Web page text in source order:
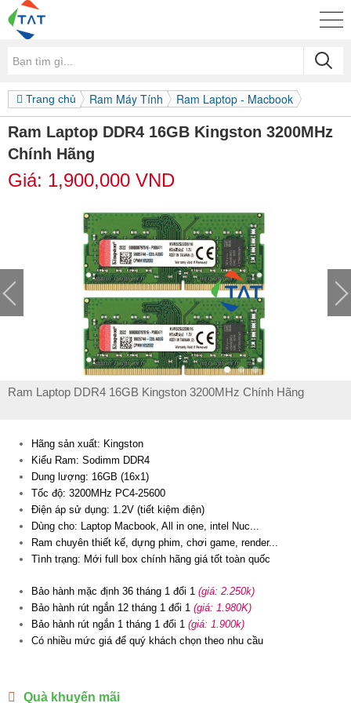
Trang chủ Ram Máy Tính Ram Laptop - Macbook
Ram Laptop DDR4 16GB Kingston 3200MHz
Chính Hãng
Giá: 1,900,000 VND
Ram Laptop DDR4 16GB Kingston 3200MHz Chính Hãng
Hãng sản xuất: Kingston
Kiểu Ram: Sodimm DDR4
Dung lượng: 16GB (16x1)
Tốc độ: 3200MHz PC4-25600
Điện áp sử dụng: 1.2V (tiết kiệm điện)
Dùng cho: Laptop Macbook, All in one, intel Nuc...
Ram chuyên thiết kế, dựng phim, chơi game, render...
Tình trạng: Mới full box chính hãng giá tốt toàn quốc
Bảo hành mặc định 36 tháng 1 đổi 1 (giá: 2.250k)
Bảo hành rút ngắn 12 tháng 1 đổi 1 (giá: 1.980K)
Bảo hành rút ngắn 1 tháng 1 đổi 1 (giá: 1.900k)
Có nhiều mức giá để quý khách chọn theo nhu cầu
Quà khuyến mãi